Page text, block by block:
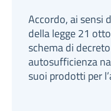
Accordo, ai sensi
della legge 21
schema di
autosufficienza
suoi prodotti per